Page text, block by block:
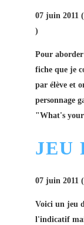
07 juin 2011
)
Pour
fiche que je
par élève et
personnage
"What's
JEU
07 juin 2011
Voici un jeu
l'indicatif